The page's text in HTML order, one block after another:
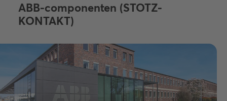
ABB-componenten (STOTZ-
KONTAKT)